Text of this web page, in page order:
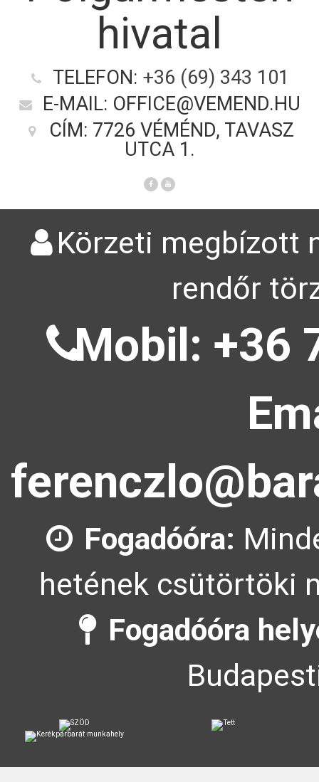
hivatal
TELEFON: +36 (69) 343 101
E-MAIL: OFFICE@VEMEND.HU
CÍM: 7726 VÉMÉND, TAVASZ
UTCA 1.
Körzeti megbízott
rendőr
Mobil: +36
Fogadóóra:
hetének csütörtöki
Fogadóóra